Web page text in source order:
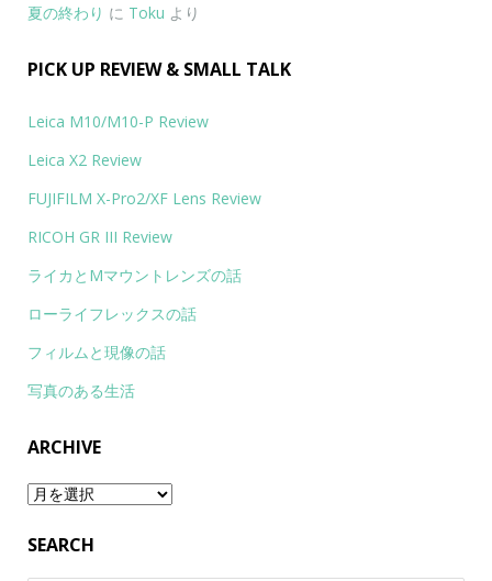
夏の終わり に Toku より
PICK UP REVIEW & SMALL TALK
Leica M10/M10-P Review
Leica X2 Review
FUJIFILM X-Pro2/XF Lens Review
RICOH GR III Review
ライカとMマウントレンズの話
ローライフレックスの話
フィルムと現像の話
写真のある生活
ARCHIVE
Archive
SEARCH